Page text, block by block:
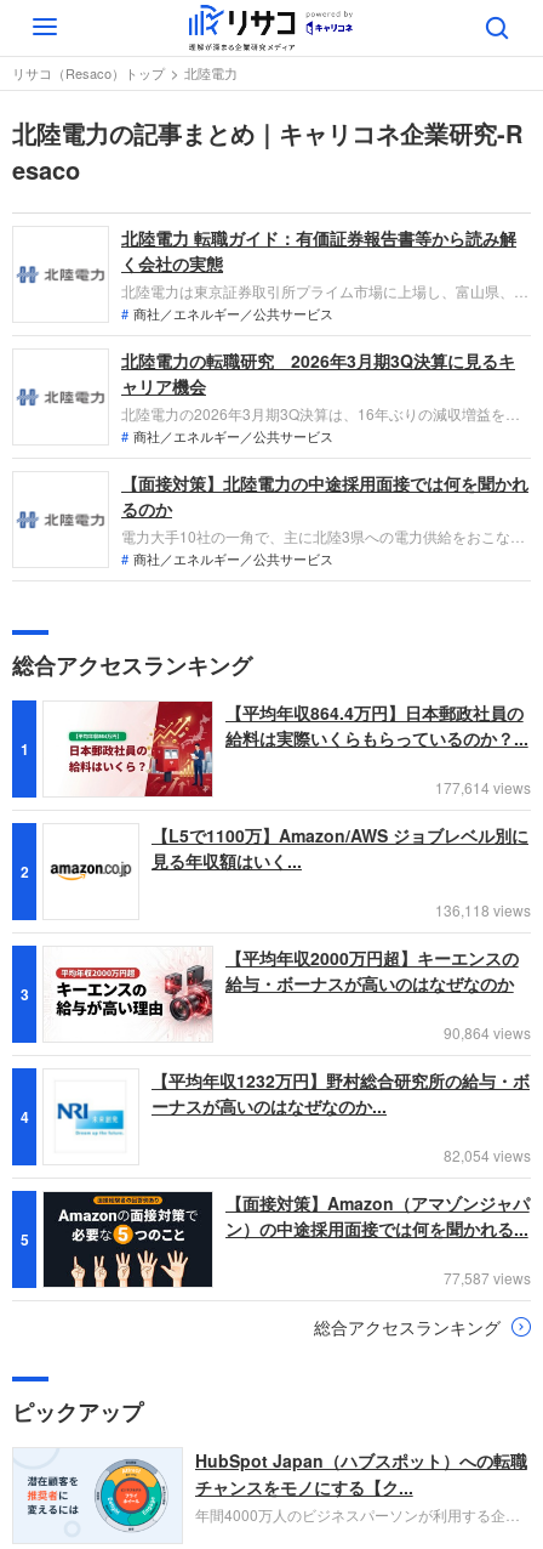
Toggle
navigation
リサコ（Resaco）トップ 北陸電力
北陸電力の記事まとめ｜キャリコネ企業研究-R
esaco
北陸電力 転職ガイド：有価証券報告書等から読み解
く会社の実態
北陸電力は東京証券取引所プライム市場に上場し、富山県、石
川県、福井県などを中心に電気を供給する発電・販売および送
配電を主力事業とする電力会社です。直近の連結業績では、総
販売電力量の増加があったものの、燃料費調整収入等の減少や
修繕費の増加などにより、前年比で減収減益のトレンドとなっ
ています。
商社／エネルギー／公共サービス
北陸電力の転職研究 2026年3月期3Q決算に見るキ
ャリア機会
北陸電力の2026年3月期3Q決算は、16年ぶりの減収増益を達
成。震災復旧と並行して自己資本比率を24.1%まで回復させ、
1,100億円規模の設備投資を計画しています。インフラの強靭
化と再エネ転換が進む中で、転職希望者がどの事業で、どんな
役割を担えるのかを整理します。
商社／エネルギー／公共サービス
【面接対策】北陸電力の中途採用面接では何を聞かれ
るのか
電力大手10社の一角で、主に北陸3県への電力供給をおこなう
北陸電力への転職。採用面接は新卒の場合と違い、これまでの
仕事への取り組み方や成果を具体的に問われるほか、キャリア
前にしっかり対策をすすめましょう。
商社／エネルギー／公共サービス
総合アクセスランキング
1
【平均年収864.4万円】日本郵政社員の
給料は実際いくらもらっているのか？...
177,614 views
2
【L5で1100万】Amazon/AWS ジョブレベル別に
見る年収額はいく...
136,118 views
3
【平均年収2000万円超】キーエンスの
給与・ボーナスが高いのはなぜなのか
90,864 views
4
【平均年収1232万円】野村総合研究所の給与・ボ
ーナスが高いのはなぜなのか...
82,054 views
5
【面接対策】Amazon（アマゾンジャパ
ン）の中途採用面接では何を聞かれる...
77,587 views
総合アクセスランキング
ピックアップ
HubSpot Japan（ハブスポット）への転職
チャンスをモノにする【ク...
年間4000万人のビジネスパーソンが利用する企業